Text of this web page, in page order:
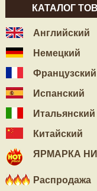
КАТАЛОГ
Английский
Немецкий
Французский
Испанский
Итальянский
Китайский
ЯРМАРКА
Распродажа